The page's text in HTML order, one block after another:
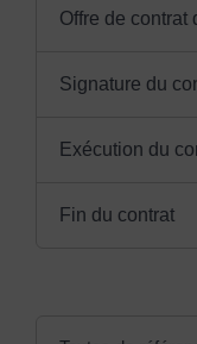
Offre de contrat
Signature du
Exécution du
Fin du contrat